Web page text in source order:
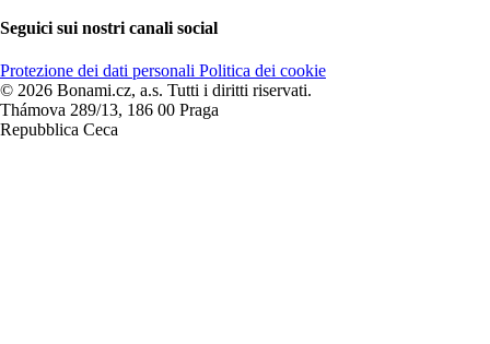
Seguici sui nostri canali social
Protezione dei dati personali Politica dei cookie
© 2026 Bonami.cz, a.s. Tutti i diritti riservati.
Thámova 289/13, 186 00 Praga
Repubblica Ceca